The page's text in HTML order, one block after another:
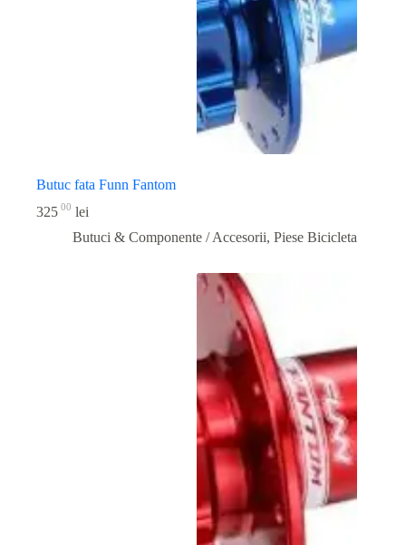
Butuc fata Funn Fantom
325 00 lei
Butuci & Componente / Accesorii, Piese Bicicleta